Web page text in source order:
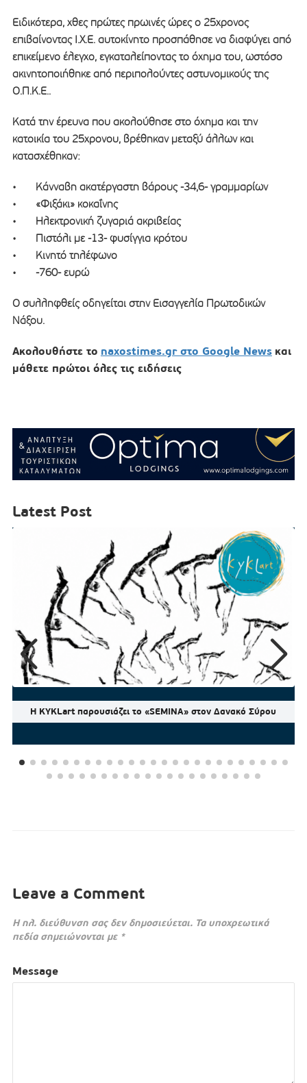
Ειδικότερα, χθες πρώτες πρωινές ώρες ο 25χρονος
επιβαίνοντας Ι.Χ.Ε. αυτοκίνητο προσπάθησε να διαφύγει από
επικείμενο έλεγχο, εγκαταλείποντας το όχημα του, ωστόσο
ακινητοποιήθηκε από περιπολούντες αστυνομικούς της
Ο.Π.Κ.Ε..
Κατά την έρευνα που ακολούθησε στο όχημα και την
κατοικία του 25χρονου, βρέθηκαν μεταξύ άλλων και
κατασχέθηκαν:
• Κάνναβη ακατέργαστη βάρους -34,6- γραμμαρίων
• «Φιξάκι» κοκαΐνης
• Ηλεκτρονική ζυγαριά ακριβείας
• Πιστόλι με -13- φυσίγγια κρότου
• Κινητό τηλέφωνο
• -760- ευρώ
Ο συλληφθείς οδηγείται στην Εισαγγελία Πρωτοδικών
Νάξου.
Ακολουθήστε το naxostimes.gr στο Google News και
μάθετε πρώτοι όλες τις ειδήσεις
Latest Post
Η KYKLart παρουσιάζει το «SEMINA» στον Δανακό Σύρου
Leave a Comment
Η ηλ. διεύθυνση σας δεν δημοσιεύεται. Τα υποχρεωτικά
πεδία σημειώνονται με *
Message